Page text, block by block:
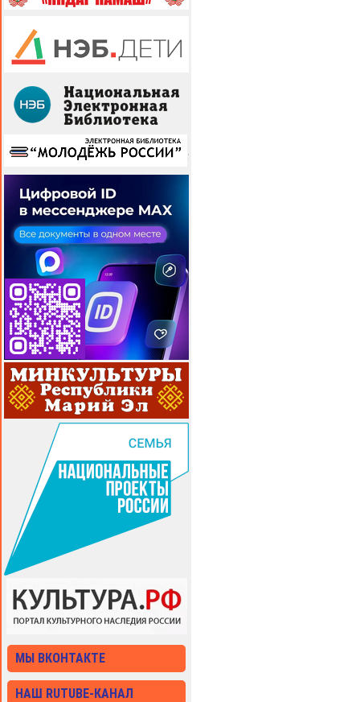
МЫ ВКОНТАКТЕ
НАШ RUTUBE-КАНАЛ